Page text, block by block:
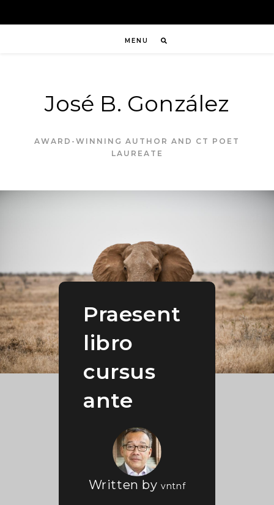
MENU
José B. González
AWARD-WINNING AUTHOR AND CT POET
LAUREATE
Praesent
libro
cursus
ante
Written byvntnf